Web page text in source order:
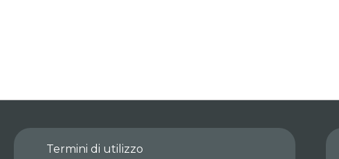
Termini di utilizzo